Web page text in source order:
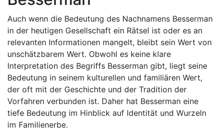
Auch wenn die Bedeutung des Nachnamens Besserman
in der heutigen Gesellschaft ein Rätsel ist oder es an
relevanten Informationen mangelt, bleibt sein Wert von
unschätzbarem Wert. Obwohl es keine klare
Interpretation des Begriffs Besserman gibt, liegt seine
Bedeutung in seinem kulturellen und familiären Wert,
der oft mit der Geschichte und der Tradition der
Vorfahren verbunden ist. Daher hat Besserman eine
tiefe Bedeutung im Hinblick auf Identität und Wurzeln
im Familienerbe.